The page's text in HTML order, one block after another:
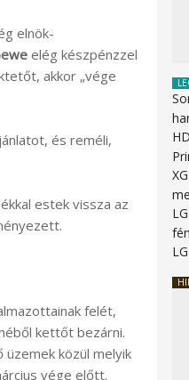
elnök-
elég készpénzzel
akkor „vége
és reméli,
estek vissza az
felét,
kettőt bezárni.
közül melyik
vége előtt.